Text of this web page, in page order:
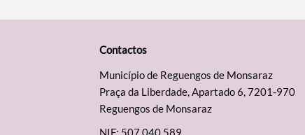
Contactos
Município de Reguengos de Monsaraz
Praça da Liberdade, Apartado 6, 7201-970
Reguengos de Monsaraz
NIF: 507 040 589